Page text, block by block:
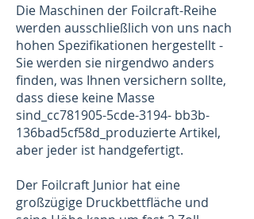
Die Maschinen der Foilcraft-Reihe
werden ausschließlich von uns nach
hohen Spezifikationen hergestellt -
Sie werden sie nirgendwo anders
finden, was Ihnen versichern sollte,
dass diese keine Masse
sind_cc781905-5cde-3194- bb3b-
136bad5cf58d_produzierte Artikel,
aber jeder ist handgefertigt.
Der Foilcraft Junior hat eine
großzügige Druckbettfläche und